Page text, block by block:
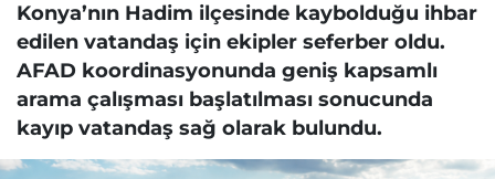
Konya’nın Hadim ilçesinde kaybolduğu ihbar
edilen vatandaş için ekipler seferber oldu.
AFAD koordinasyonunda geniş kapsamlı
arama çalışması başlatılması sonucunda
kayıp vatandaş sağ olarak bulundu.